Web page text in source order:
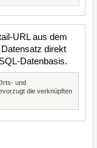
URL aus dem
direkt
Datenbasis.
und
die verknüpften